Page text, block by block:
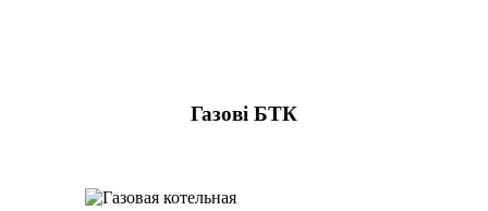
Газові БТК